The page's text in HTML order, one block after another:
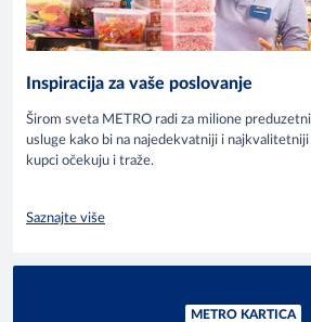
Inspiracija za vaše poslovanje
Širom sveta METRO radi za milione
usluge kako bi na najedekvatniji i
kupci očekuju i traže.
Saznajte više
METRO KARTICA